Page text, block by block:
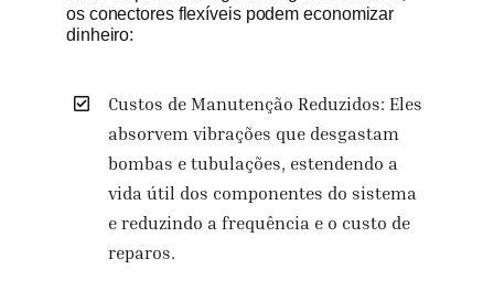
os conectores flexíveis podem economizar
dinheiro:
Custos de Manutenção Reduzidos: Eles
absorvem vibrações que desgastam
bombas e tubulações, estendendo a
vida útil dos componentes do sistema
e reduzindo a frequência e o custo de
reparos.